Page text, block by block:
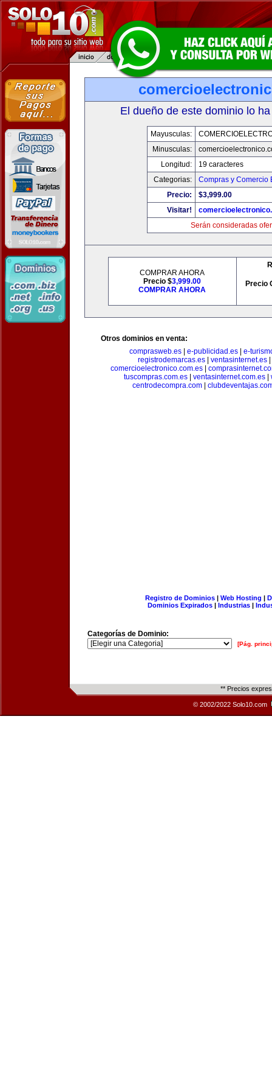
El dueño de este dominio lo
Mayusculas:
Minusculas:
Longitud:
19 caracteres
Categorias:
Compras y Comercio
Precio:
$3,999.00
Visitar!
Serán consideradas
COMPRAR AHORA
Precio $3,999.00
COMPRAR AHORA
Precio
Otros dominios en venta:
comprasweb.es
e-publicidad.es
e-
registrodemarcas.es| ventasinternet.es|
comercioelectronico.com.es
tuscompras.com.es| ventasinternet.com.es|
centrodecompra.com
Registro de Dominios| Web Hosting |
Dominios Expirados | Industrias |
Categorías de Dominio:
[Pág.
** Precios
© 2002/2022 Solo10.com